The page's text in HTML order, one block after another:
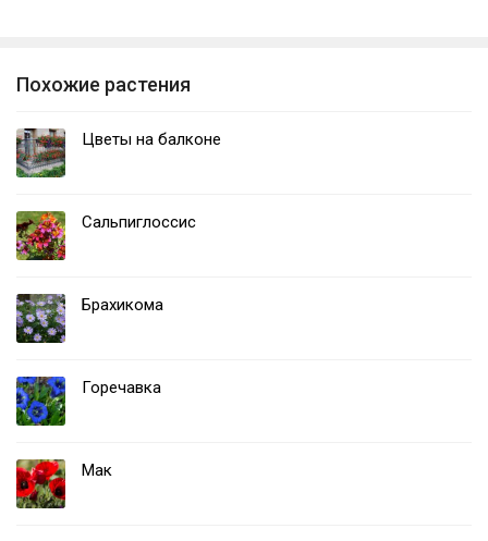
Похожие растения
Цветы на балконе
Сальпиглоссис
Брахикома
Горечавка
Мак